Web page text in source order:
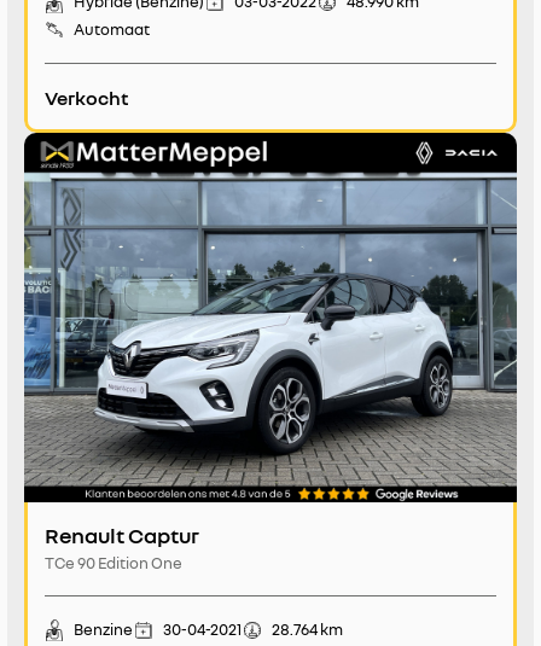
Automaat
Verkocht
Renault Captur
TCe 90 Edition One
Benzine 30-04-2021
28.764 km